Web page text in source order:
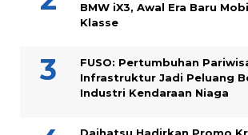
BMW iX3, Awal Era Baru
Klasse
FUSO: Pertumbuhan
Infrastruktur Jadi Peluang
Industri Kendaraan Niaga